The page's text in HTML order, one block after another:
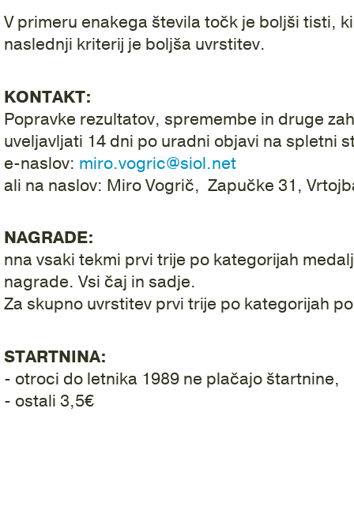
V primeru enakega števila točk je boljši tisti,
naslednji kriterij je boljša uvrstitev.
KONTAKT:
Popravke rezultatov, spremembe in druge
uveljavljati 14 dni po uradni objavi na spletni
e-naslov: miro.vogric@siol.net
ali na naslov: Miro Vogrič, Zapučke 31,
NAGRADE:
nna vsaki tekmi prvi trije po kategorijah
nagrade. Vsi čaj in sadje.
Za skupno uvrstitev prvi trije po kategorijah
STARTNINA:
- otroci do letnika 1989 ne plačajo štartnine,
- ostali 3,5€